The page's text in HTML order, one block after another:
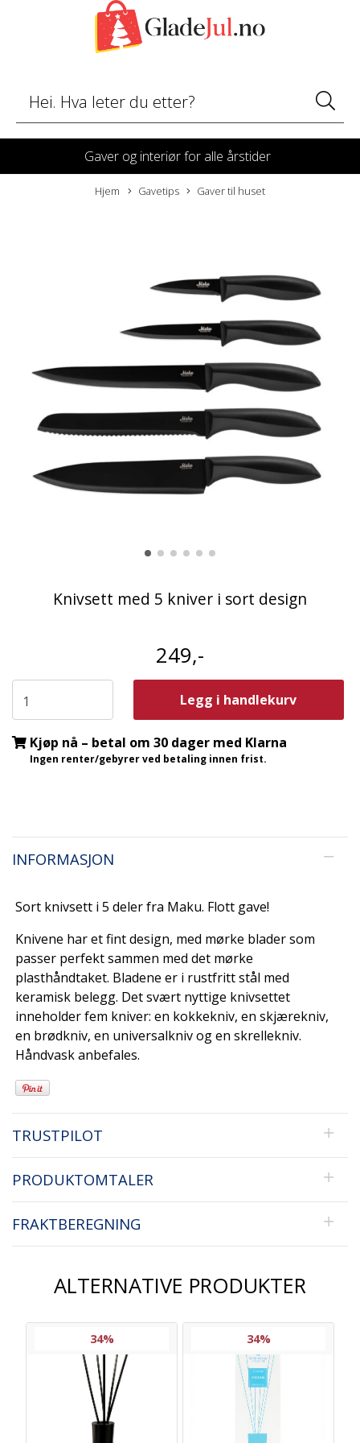
Gaver og interiør for alle årstider
Hjem Gavetips Gaver til huset
Knivsett med 5 kniver i sort design
249,-
Legg i handlekurv
Kjøp nå – betal om 30 dager med Klarna
Ingen renter/gebyrer ved betaling innen frist.
INFORMASJON
Sort knivsett i 5 deler fra Maku. Flott gave!
Knivene har et fint design, med mørke blader som
passer perfekt sammen med det mørke
plasthåndtaket. Bladene er i rustfritt stål med
keramisk belegg. Det svært nyttige knivsettet
inneholder fem kniver: en kokkekniv, en skjærekniv,
en brødkniv, en universalkniv og en skrellekniv.
Håndvask anbefales.
TRUSTPILOT
PRODUKTOMTALER
FRAKTBEREGNING
ALTERNATIVE PRODUKTER
34% 34%